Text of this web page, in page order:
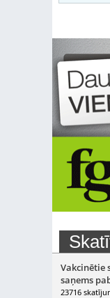
Vakcinētie
saņems
23716